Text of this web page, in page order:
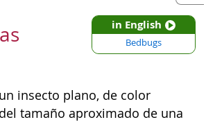
in English
Bedbugs
insecto plano, de color
tamaño aproximado de una